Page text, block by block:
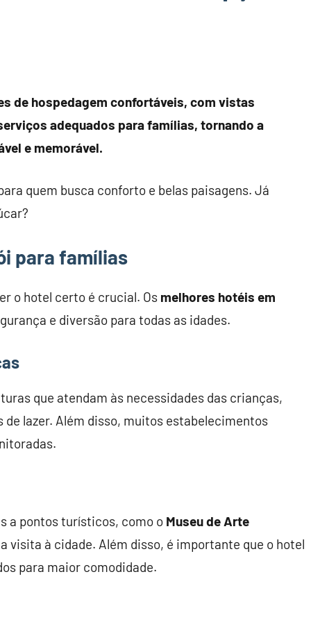
de hospedagem confortáveis, com vistas
adequados para famílias, tornando a
e memorável.
quem busca conforto e belas paisagens. Já
para famílias
o hotel certo é crucial. Os melhores hotéis em
e diversão para todas as idades.
que atendam às necessidades das crianças,
de lazer. Além disso, muitos estabelecimentos
a pontos turísticos, como o Museu de Arte
visita à cidade. Além disso, é importante que o hotel
para maior comodidade.